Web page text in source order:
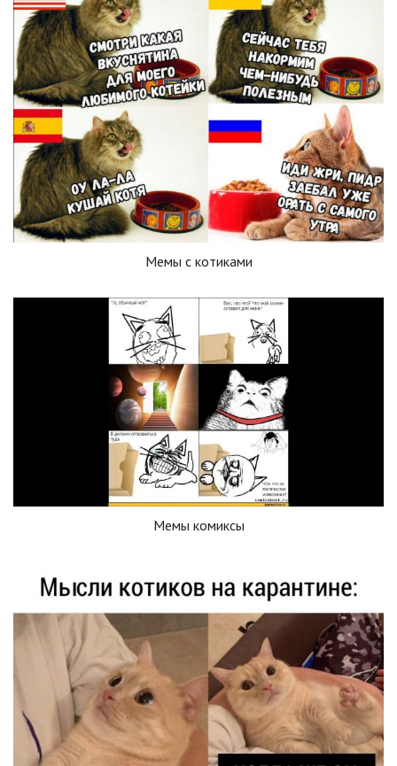
Мемы с котиками
Мемы комиксы